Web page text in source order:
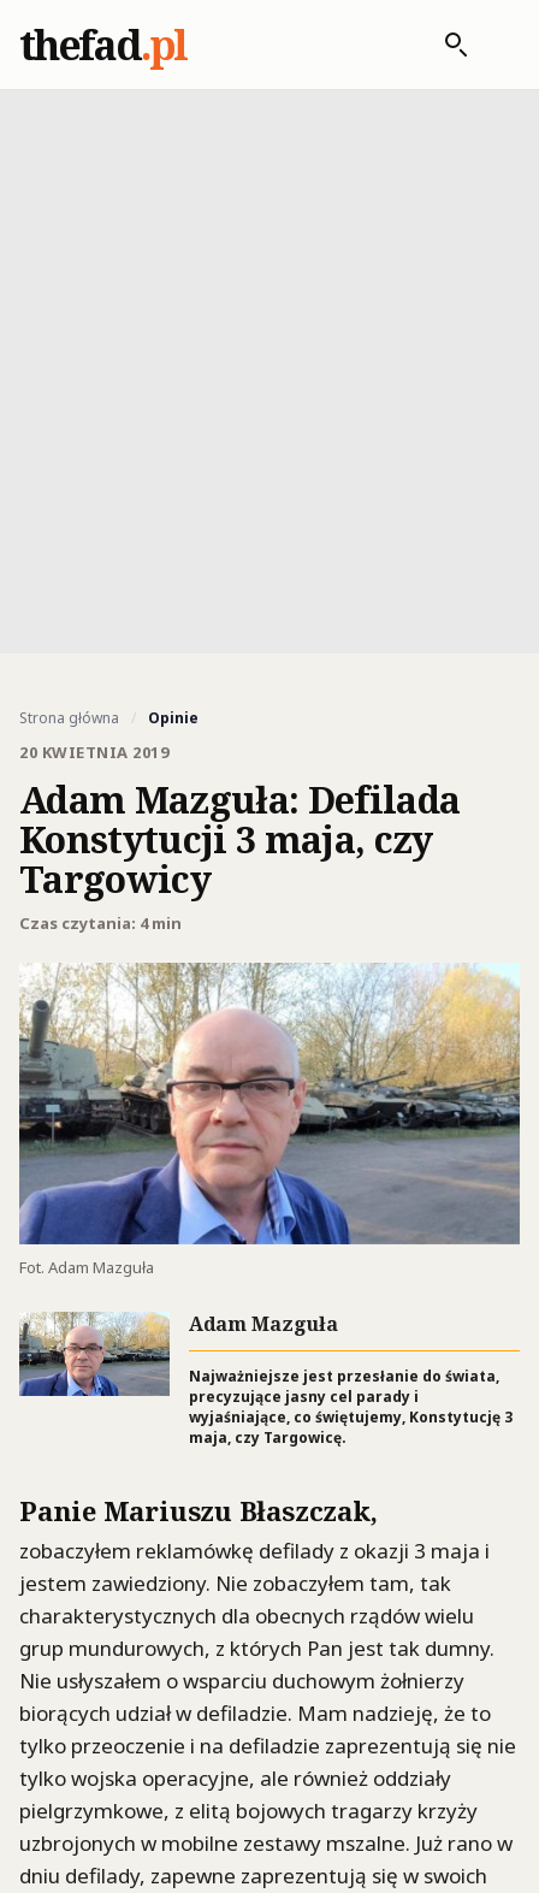
thefad.pl
Strona główna / Opinie
20 KWIETNIA 2019
Adam Mazguła: Defilada
Konstytucji 3 maja, czy
Targowicy
Czas czytania: 4 min
Fot. Adam Mazguła
Adam Mazguła
Najważniejsze jest przesłanie do świata,
precyzujące jasny cel parady i
wyjaśniające, co świętujemy, Konstytucję 3
maja, czy Targowicę.
Panie Mariuszu Błaszczak,
zobaczyłem reklamówkę defilady z okazji 3 maja i
jestem zawiedziony. Nie zobaczyłem tam, tak
charakterystycznych dla obecnych rządów wielu
grup mundurowych, z których Pan jest tak dumny.
Nie usłyszałem o wsparciu duchowym żołnierzy
biorących udział w defiladzie. Mam nadzieję, że to
tylko przeoczenie i na defiladzie zaprezentują się nie
tylko wojska operacyjne, ale również oddziały
pielgrzymkowe, z elitą bojowych tragarzy krzyży
uzbrojonych w mobilne zestawy mszalne. Już rano w
dniu defilady, zapewne zaprezentują się w swoich